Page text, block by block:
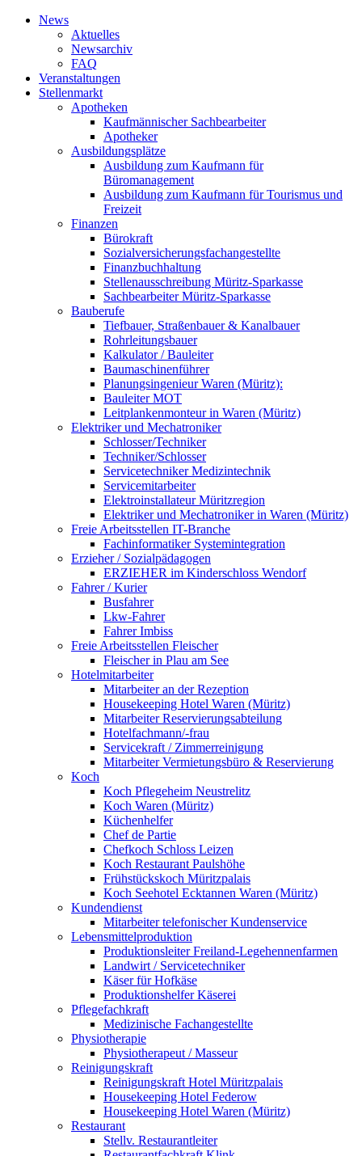
News
Aktuelles
Newsarchiv
FAQ
Veranstaltungen
Stellenmarkt
Apotheken
Kaufmännischer Sachbearbeiter
Apotheker
Ausbildungsplätze
Ausbildung zum Kaufmann für
Büromanagement
Ausbildung zum Kaufmann für Tourismus und
Freizeit
Finanzen
Bürokraft
Sozialversicherungsfachangestellte
Finanzbuchhaltung
Stellenausschreibung Müritz-Sparkasse
Sachbearbeiter Müritz-Sparkasse
Bauberufe
Tiefbauer, Straßenbauer & Kanalbauer
Rohrleitungsbauer
Kalkulator / Bauleiter
Baumaschinenführer
Planungsingenieur Waren (Müritz):
Bauleiter MOT
Leitplankenmonteur in Waren (Müritz)
Elektriker und Mechatroniker
Schlosser/Techniker
Techniker/Schlosser
Servicetechniker Medizintechnik
Servicemitarbeiter
Elektroinstallateur Müritzregion
Elektriker und Mechatroniker in Waren (Müritz)
Freie Arbeitsstellen IT-Branche
Fachinformatiker Systemintegration
Erzieher / Sozialpädagogen
ERZIEHER im Kinderschloss Wendorf
Fahrer / Kurier
Busfahrer
Lkw-Fahrer
Fahrer Imbiss
Freie Arbeitsstellen Fleischer
Fleischer in Plau am See
Hotelmitarbeiter
Mitarbeiter an der Rezeption
Housekeeping Hotel Waren (Müritz)
Mitarbeiter Reservierungsabteilung
Hotelfachmann/-frau
Servicekraft / Zimmerreinigung
Mitarbeiter Vermietungsbüro & Reservierung
Koch
Koch Pflegeheim Neustrelitz
Koch Waren (Müritz)
Küchenhelfer
Chef de Partie
Chefkoch Schloss Leizen
Koch Restaurant Paulshöhe
Frühstückskoch Müritzpalais
Koch Seehotel Ecktannen Waren (Müritz)
Kundendienst
Mitarbeiter telefonischer Kundenservice
Lebensmittelproduktion
Produktionsleiter Freiland-Legehennenfarmen
Landwirt / Servicetechniker
Käser für Hofkäse
Produktionshelfer Käserei
Pflegefachkraft
Medizinische Fachangestellte
Physiotherapie
Physiotherapeut / Masseur
Reinigungskraft
Reinigungskraft Hotel Müritzpalais
Housekeeping Hotel Federow
Housekeeping Hotel Waren (Müritz)
Restaurant
Stellv. Restaurantleiter